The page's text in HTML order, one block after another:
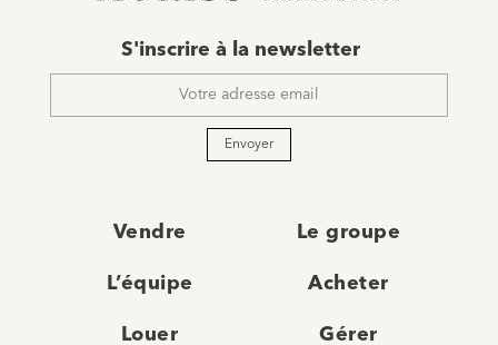
mail
S'inscrire à la newsletter
Envoyer
Vendre Le groupe
L’équipe Acheter
Louer Gérer